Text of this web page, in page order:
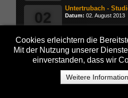
02
Untertrubach -
Datum: 02. August 2013
05
Fürth : Fürth Festival
Datum: 05. Juli 2013
Cookies erleichtern die
Mit der Nutzung unserer
einverstanden, dass wir
Weitere